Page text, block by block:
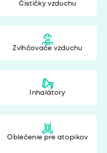
Čističky vzduchu
Zvlhčovače vzduchu
Inhalátory
Oblečenie pre atopikov